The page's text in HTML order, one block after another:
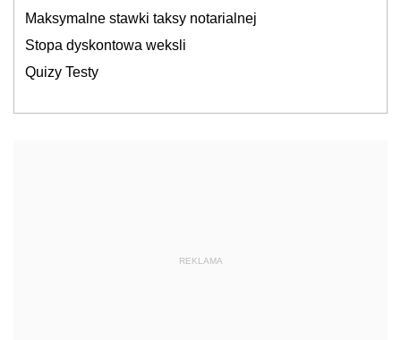
Maksymalne stawki taksy notarialnej
Stopa dyskontowa weksli
Quizy Testy
REKLAMA